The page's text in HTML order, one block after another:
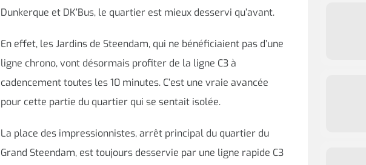
Dunkerque et DK’Bus, le quartier est mieux desservi qu’avant.
En effet, les Jardins de Steendam, qui ne bénéficiaient pas d’une
ligne chrono, vont désormais profiter de la ligne C3 à
cadencement toutes les 10 minutes. C’est une vraie avancée
pour cette partie du quartier qui se sentait isolée.
La place des impressionnistes, arrêt principal du quartier du
Grand Steendam, est toujours desservie par une ligne rapide C3